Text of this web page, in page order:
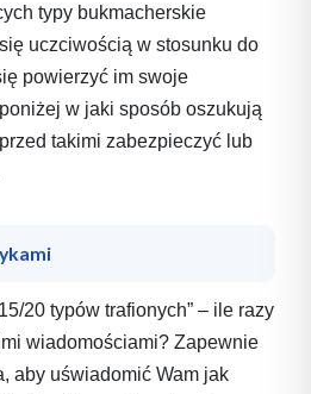
typy bukmacherskie
uczciwością w stosunku do
powierzyć im swoje
w jaki sposób oszukują
takimi zabezpieczyć lub
20 typów trafionych” – ile razy
wiadomościami? Zapewnie
aby uświadomić Wam jak